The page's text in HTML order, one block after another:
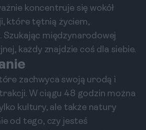
koncentruje się wokół
które tętnią życiem,
Szukając międzynarodowej
każdy znajdzie coś dla siebie.
zachwyca swoją urodą i
W ciągu 48 godzin można
kultury, ale także natury
od tego, czy jesteś